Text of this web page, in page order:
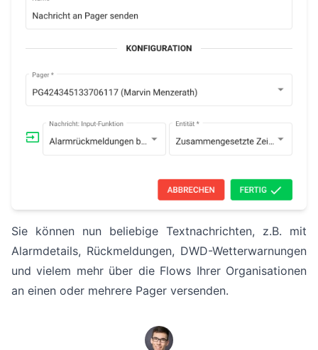
Sie können nun beliebige Textnachrichten, z.B. mit
Alarmdetails, Rückmeldungen, DWD-Wetterwarnungen
und vielem mehr über die Flows Ihrer Organisationen
an einen oder mehrere Pager versenden.